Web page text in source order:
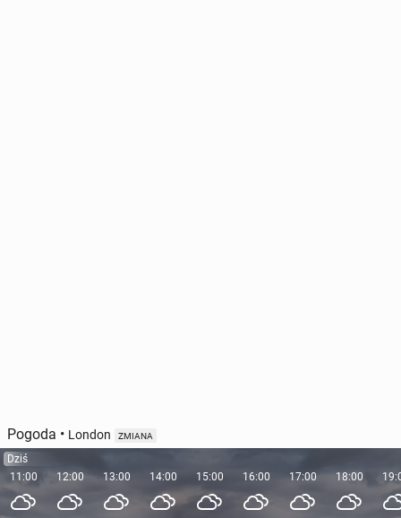
Pogoda • London ZMIANA
Dziś
11:00
12:00 13:00 14:00 15:00 16:00 17:00 18:00